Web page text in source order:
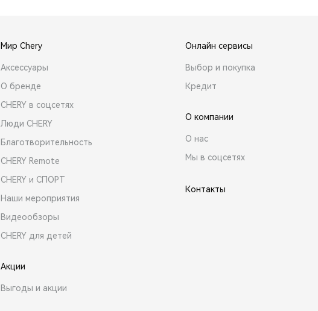
Мир Chery
Аксессуары
О бренде
CHERY в соцсетях
Люди CHERY
Благотворительность
CHERY Remote
CHERY и СПОРТ
Наши мероприятия
Видеообзоры
CHERY для детей
Акции
Выгоды и акции
Онлайн сервисы
Выбор и покупка
Кредит
О компании
О нас
Мы в соцсетях
Контакты